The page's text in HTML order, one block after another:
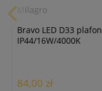
Milagro
Bravo LED D33 plafon
IP44/16W/4000K
84,00 zł